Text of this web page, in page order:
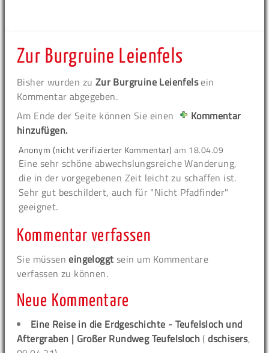
Zur Burgruine Leienfels
Bisher wurden zu Zur Burgruine Leienfelsein
Kommentar abgegeben.
Am Ende der Seite können Sie einen
Kommentar
hinzufügen.
Anonym (nicht verifizierter Kommentar) am 18.04.09
Eine sehr schöne abwechslungsreiche Wanderung,
die in der vorgegebenen Zeit leicht zu schaffen ist.
Sehr gut beschildert, auch für "Nicht Pfadfinder"
geeignet.
Kommentar verfassen
Sie müsseneingeloggt sein um Kommentare
verfassen zu können.
Neue Kommentare
Eine Reise in die Erdgeschichte - Teufelsloch und
Aftergraben | Großer Rundweg Teufelsloch (dschisers,